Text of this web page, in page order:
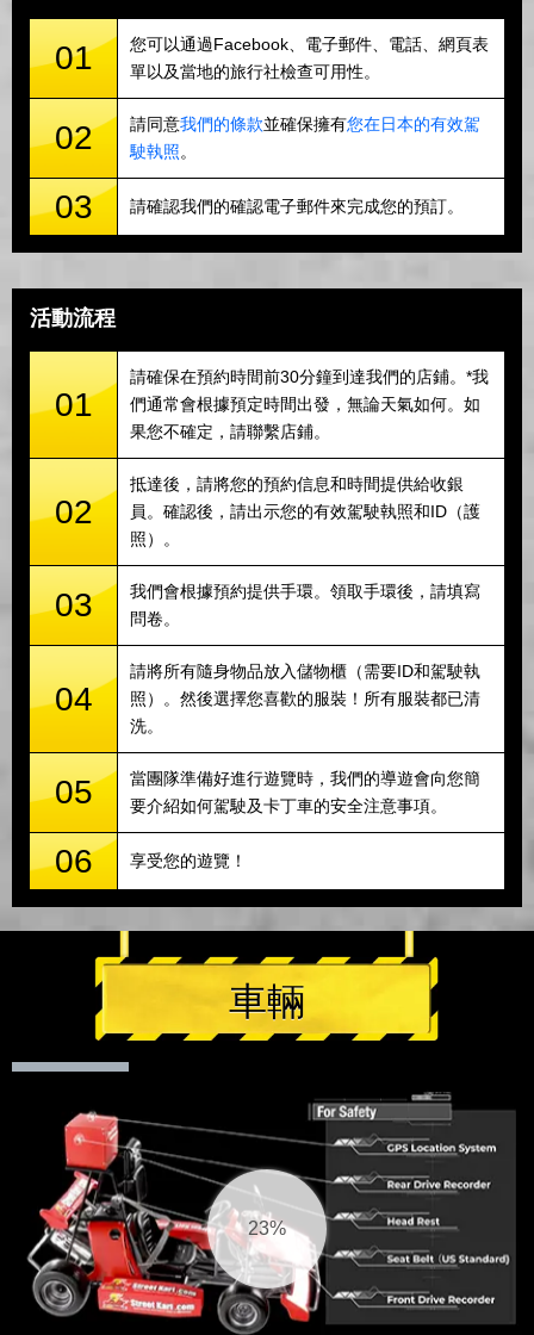
01
您可以通過Facebook、電子郵件、電話、網頁表
單以及當地的旅行社檢查可用性。
02 請同意我們的條款並確保擁有您在日本的有效駕
駛執照。
03 請確認我們的確認電子郵件來完成您的預訂。
活動流程
01
請確保在預約時間前30分鐘到達我們的店鋪。*我
們通常會根據預定時間出發，無論天氣如何。如
果您不確定，請聯繫店鋪。
02
抵達後，請將您的預約信息和時間提供給收銀
員。確認後，請出示您的有效駕駛執照和ID（護
照）。
03
我們會根據預約提供手環。領取手環後，請填寫
問卷。
04
請將所有隨身物品放入儲物櫃（需要ID和駕駛執
照）。然後選擇您喜歡的服裝！所有服裝都已清
洗。
05
當團隊準備好進行遊覽時，我們的導遊會向您簡
要介紹如何駕駛及卡丁車的安全注意事項。
06 享受您的遊覽！
車輛
24%